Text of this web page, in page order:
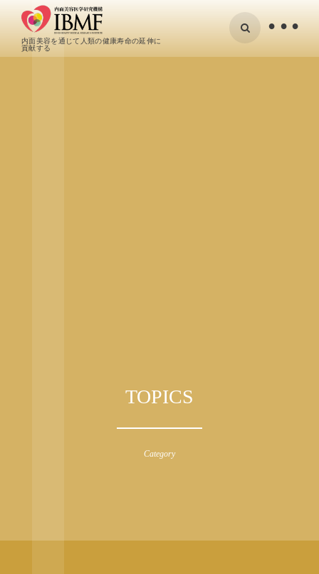
内面美容を通じて人類の健康寿命の延伸に
貢献する
•
TOPICS
Category